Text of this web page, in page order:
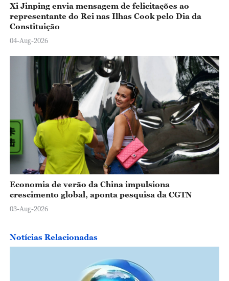
Xi Jinping envia mensagem de felicitações ao
representante do Rei nas Ilhas Cook pelo Dia da
Constituição
04-Aug-2026
Economia de verão da China impulsiona
crescimento global, aponta pesquisa da CGTN
03-Aug-2026
Notícias Relacionadas